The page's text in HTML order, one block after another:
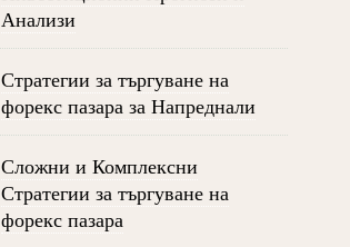
Анализи
Стратегии за търгуване на
форекс пазара за Напреднали
Сложни и Комплексни
Стратегии за търгуване на
форекс пазара